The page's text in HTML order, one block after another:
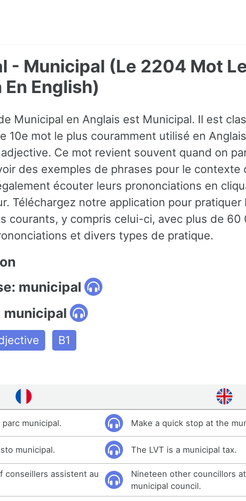
- Municipal (Le 2204 Mot
English)
Municipal en Anglais est Municipal. Il est
10e mot le plus couramment utilisé en
Ce mot revient souvent quand on
des exemples de phrases pour le contexte
écouter leurs prononciations en
Téléchargez notre application pour
courants, y compris celui-ci, avec plus de 60
et divers types de pratique.
municipal
municipal
B1
municipal. Make a quick stop at the
municipal. The LVT is a municipal tax.
conseillers assistent au
Nineteen other councillors
municipal council.